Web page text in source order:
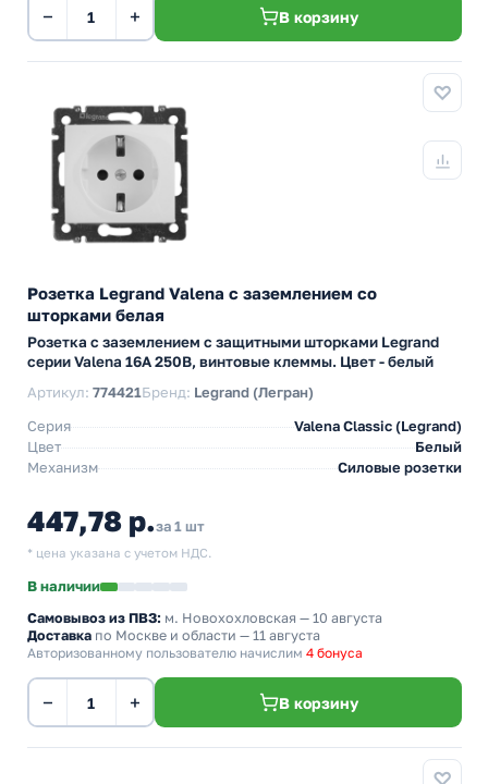
− + В корзину
Розетка Legrand Valena с заземлением со
шторками белая
Розетка с заземлением с защитными шторками Legrand
серии Valena 16А 250В, винтовые клеммы. Цвет - белый
Артикул: 774421Бренд: Legrand (Легран)
Серия
Valena Classic (Legrand)
Цвет
Белый
Механизм
Силовые розетки
447,78 р.за 1 шт
* цена указана с учетом НДС.
В наличии
Самовывоз из ПВЗ: м. Новохохловская — 10 августа
Доставка по Москве и области — 11 августа
Авторизованному пользователю начислим 4 бонуса
− + В корзину